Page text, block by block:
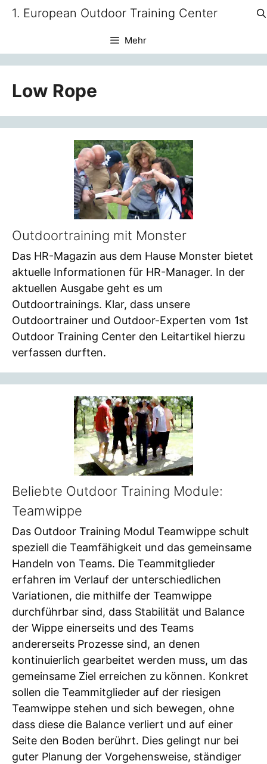
Zum1. European Outdoor Training Center
Mehr
Low Rope
Outdoortraining mit Monster
Das HR-Magazin aus dem Hause Monster bietet
aktuelle Informationen für HR-Manager. In der
aktuellen Ausgabe geht es um
Outdoortrainings. Klar, dass unsere
Outdoortrainer und Outdoor-Experten vom 1st
Outdoor Training Center den Leitartikel hierzu
verfassen durften.
Beliebte Outdoor Training Module:
Teamwippe
Das Outdoor Training Modul Teamwippe schult
speziell die Teamfähigkeit und das gemeinsame
Handeln von Teams. Die Teammitglieder
erfahren im Verlauf der unterschiedlichen
Variationen, die mithilfe der Teamwippe
durchführbar sind, dass Stabilität und Balance
der Wippe einerseits und des Teams
andererseits Prozesse sind, an denen
kontinuierlich gearbeitet werden muss, um das
gemeinsame Ziel erreichen zu können. Konkret
sollen die Teammitglieder auf der riesigen
Teamwippe stehen und sich bewegen, ohne
dass diese die Balance verliert und auf einer
Seite den Boden berührt. Dies gelingt nur bei
guter Planung der Vorgehensweise, ständiger